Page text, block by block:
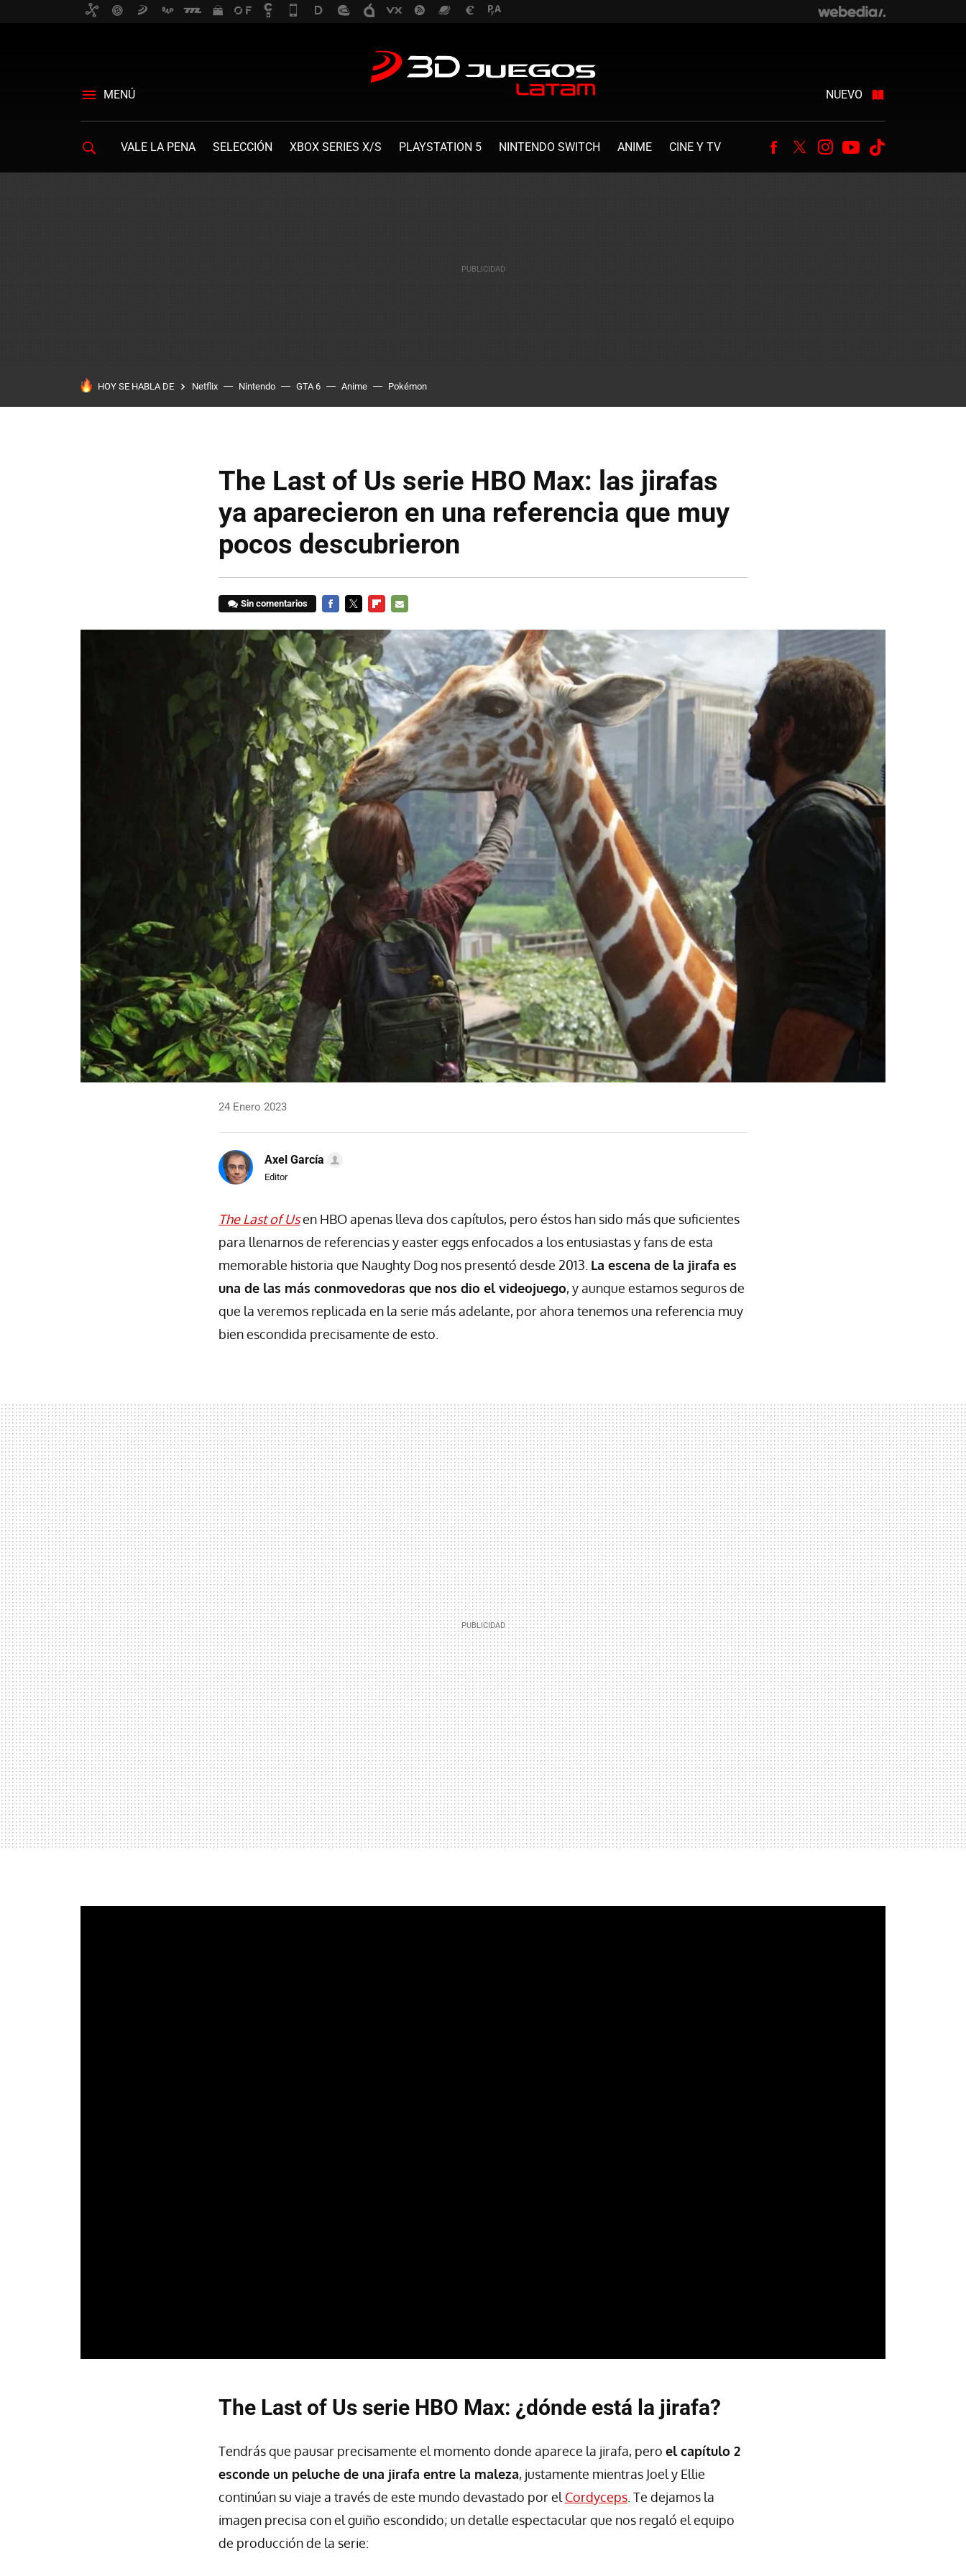
MENÚ NUEVO
VALE LA PENA SELECCIÓN XBOX SERIES X/S PLAYSTATION 5 NINTENDO SWITCH ANIME CINE Y TV Facebook
TwitterInstagram
Youtube
HOY SE HABLA DE Netflix Nintendo GTA 6 Anime Pokémon
The Last of Us serie HBO Max: las jirafas
ya aparecieron en una referencia que muy
pocos descubrieron
Sin comentarios
MAIL
24 Enero 2023
Axel García
Editor
The Last of Usen HBO apenas lleva dos capítulos, pero éstos han sido más que suficientes
para llenarnos de referencias y easter eggs enfocados a los entusiastas y fans de esta
memorable historia que Naughty Dog nos presentó desde 2013. La escena de la jirafa es
una de las más conmovedoras que nos dio el videojuego, y aunque estamos seguros de
que la veremos replicada en la serie más adelante, por ahora tenemos una referencia muy
bien escondida precisamente de esto.
The Last of Us serie HBO Max: ¿dónde está la jirafa?
Tendrás que pausar precisamente el momento donde aparece la jirafa, pero el capítulo 2
esconde un peluche de una jirafa entre la maleza, justamente mientras Joel y Ellie
continúan su viaje a través de este mundo devastado por el Cordyceps . Te dejamos la
imagen precisa con el guiño escondido; un detalle espectacular que nos regaló el equipo
de producción de la serie: